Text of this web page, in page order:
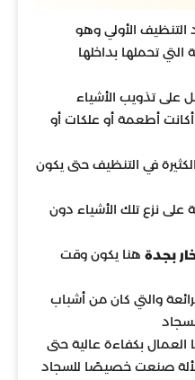
الأولي وهو
تحملها بداخلها
على تذويب الأشياء
أطعمة أو علكات أو
في التنظيف حتى يكون
على نزع تلك الأشياء دون
بجدة هنا يكون وقت
والتي كان من أشباب
العمال بكفاءة عالية حتى
صنعت خصيصًا للسجاد